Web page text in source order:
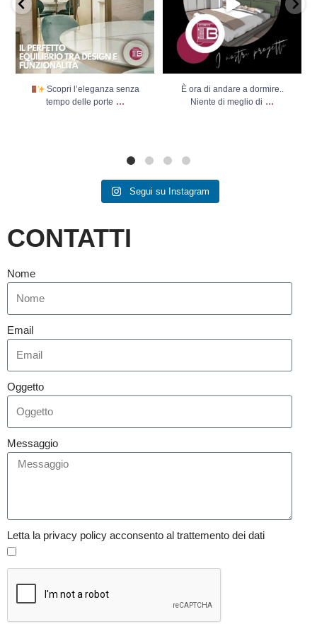
Scopri l’eleganza senza
tempo delle porte ...
È ora di andare a dormire..
Niente di meglio di ...
Segui su Instagram
CONTATTI
Nome
Email
Oggetto
Messaggio
Letta la privacy policy acconsento al trattemento dei dati